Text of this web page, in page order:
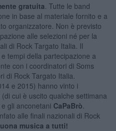
gratuita . Tutte le band
in base al materiale fornito e a
organizzatore. Non è previsto
alle selezioni né per la
di Rock Targato Italia. Il
tempi della partecipazione a
con i coordinatori di Soms
di Rock Targato Italia.
e 2015) hanno vinto i
(di cui è uscito qualche settimana
e gli anconetani CaPaBrò
alle finali nazionali di Rock
musica a tutti!